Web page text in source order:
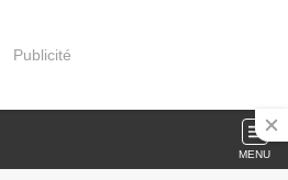
Publicité
MENU